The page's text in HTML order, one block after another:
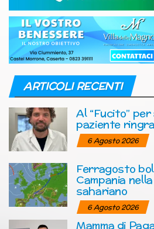
ARTICOLI RECENTI
Al “Fucito”
paziente
6 Agosto 2026
Ferragosto
Campania
sahariano
6 Agosto 2026
Mamma di